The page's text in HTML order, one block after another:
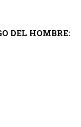
DEL HOMBRE: